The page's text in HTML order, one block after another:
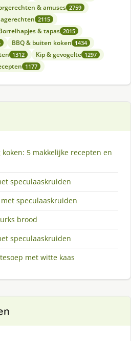
& amuses 2759
2115
& tapas 2015
BBQ & buiten koken 1434
1312 Kip & gevogelte 1297
1177
koken: 5 makkelijke recepten en
speculaaskruiden
speculaaskruiden
brood
speculaaskruiden
met witte kaas